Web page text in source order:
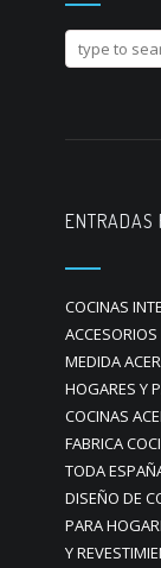
ENTRADAS
COCINAS
MEDIDA
HOGARES Y
COCINAS
FABRICA
TODA
DISEÑO DE
PARA
Y